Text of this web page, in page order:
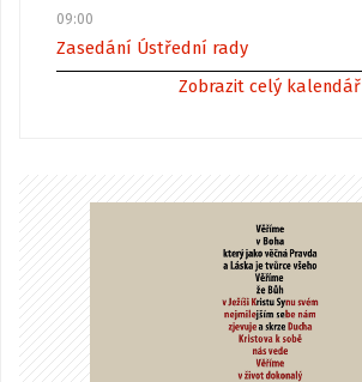
09:00
Zasedání Ústřední rady
Zobrazit celý kalendář